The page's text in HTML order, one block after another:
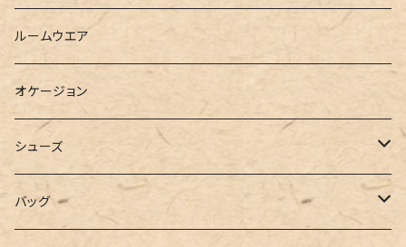
ベスト
シャツ
ブラウス
カーディガン
ポロシャツ
ハーフパンツ
スウェット
ジャージ
スラックス
その他
スウェットワンピース
パーカーワンピース
ニットワンピース
キャミワンピース
ルームウエア
オケージョン
シューズ
ブーツ
バッグ